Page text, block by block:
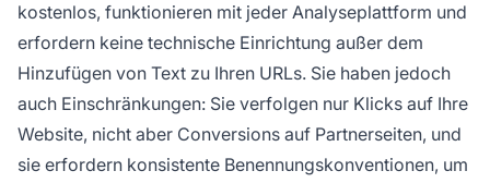
kostenlos, funktionieren mit jeder Analyseplattform und
erfordern keine technische Einrichtung außer dem
Hinzufügen von Text zu Ihren URLs. Sie haben jedoch
auch Einschränkungen: Sie verfolgen nur Klicks auf Ihre
Website, nicht aber Conversions auf Partnerseiten, und
sie erfordern konsistente Benennungskonventionen, um